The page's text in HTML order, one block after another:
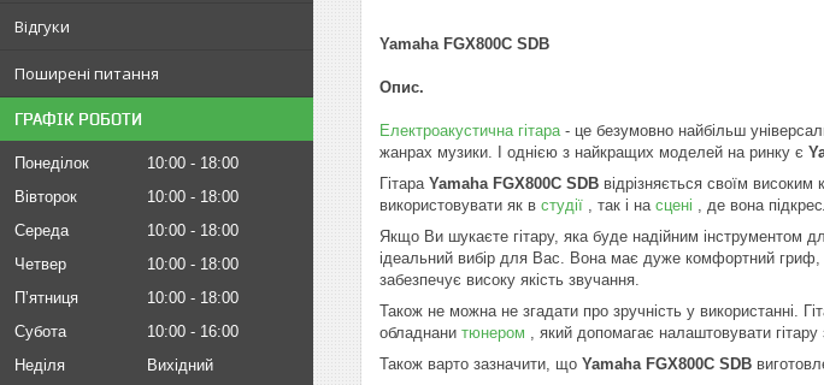
Відгуки
Поширені питання
ГРАФІК РОБОТИ
Понеділок 10:00
18:00
Вівторок
10:00
18:00
Середа
10:00
18:00
Четвер
10:00
18:00
Пʼятниця
10:00
18:00
Субота
10:00
16:00
Неділя
Вихідний
Yamaha FGX800C SDB
Опис.
Електроакустична гітара - це безумовно найбільш
жанрах музики. І однією з найкращих моделей на ринку є
Гітара Yamaha FGX800C SDB відрізняється своїм
використовувати як в студії , так і на сцені , де вона
Якщо Ви шукаєте гітару, яка буде надійним інструментом
ідеальний вибір для Вас. Вона має дуже комфортний гриф,
забезпечує високу якість звучання.
Також не можна не згадати про зручність у використанні.
обладнани тюнером , який допомагає налаштовувати
Також варто зазначити, що Yamaha FGX800C SDB